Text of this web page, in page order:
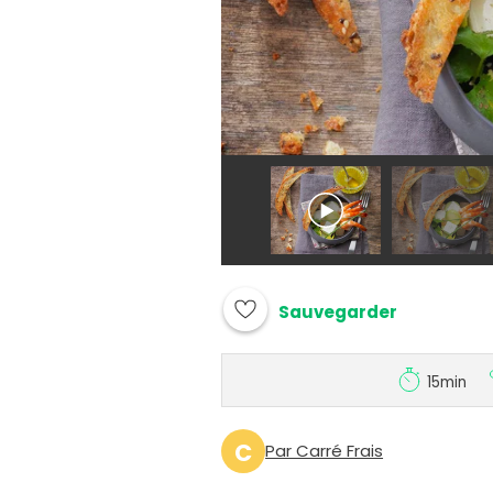
Sauvegarder
15min
C Par Carré Frais